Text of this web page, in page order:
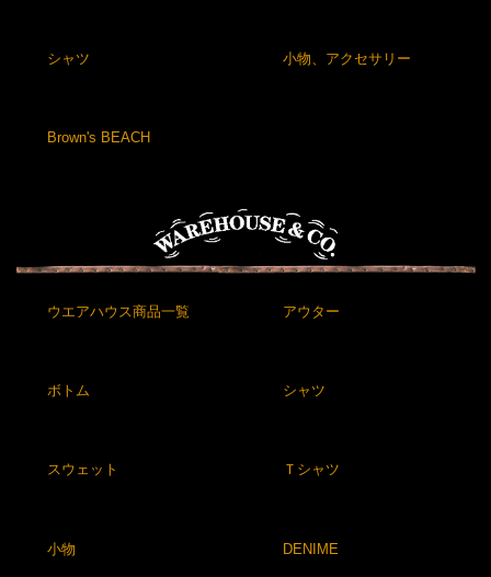
シャツ 小物、アクセサリー
Brown's BEACH
ウエアハウス商品一覧 アウター
ボトム シャツ
スウェット Ｔシャツ
小物 DENIME